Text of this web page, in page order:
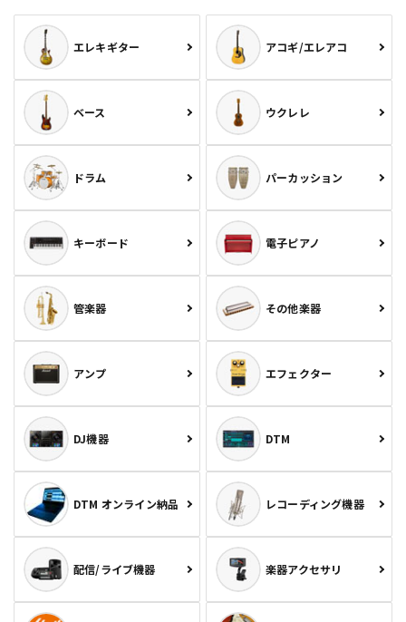
エレキギター アコギ/エレアコ
ベース ウクレレ
ドラム パーカッション
キーボード 電子ピアノ
管楽器 その他楽器
アンプ エフェクター
DJ機器 DTM
DTM オンライン納品 レコーディング機器
配信/ライブ機器 楽器アクセサリ